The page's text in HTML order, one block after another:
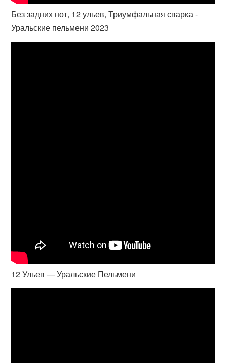
Без задних нот, 12 ульев, Триумфальная сварка -
Уральские пельмени 2023
12 Ульев — Уральские Пельмени